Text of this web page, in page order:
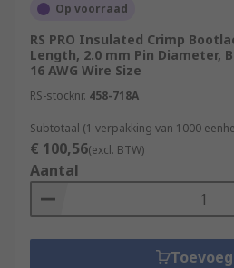
Op voorraad
RS PRO Insulated Crimp
Length, 2.0 mm Pin Diameter,
16 AWG Wire Size
RS-stocknr. 458-718A
Subtotaal (1 verpakking van 1000
€ 100,56(excl. BTW)
Aantal